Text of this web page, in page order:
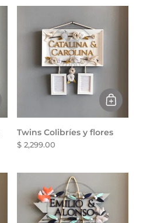
Twins Colibríes y flores
$ 2,299.00